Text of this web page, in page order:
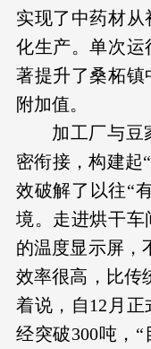
实现了中药材
化生产。单次运
著提升了桑柘镇
附加值。
加工厂与豆
密衔接，构建起
效破解了以往“
境。走进烘干车
的温度显示屏，
效率很高，比传
着说，自12月
经突破300吨，